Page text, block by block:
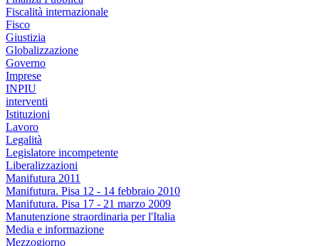
Fiscalità internazionale
Fisco
Giustizia
Globalizzazione
Governo
Imprese
INPIU
interventi
Istituzioni
Lavoro
Legalità
Legislatore incompetente
Liberalizzazioni
Manifutura 2011
Manifutura. Pisa 12 - 14 febbraio 2010
Manifutura. Pisa 17 - 21 marzo 2009
Manutenzione straordinaria per l'Italia
Media e informazione
Mezzogiorno